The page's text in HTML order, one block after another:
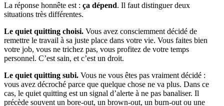
La réponse honnête est : ça dépend. Il faut distinguer deux
situations très différentes.
Le quiet quitting choisi. Vous avez consciemment décidé de
remettre le travail à sa juste place dans votre vie. Vous faites bien
votre job, vous ne trichez pas, vous profitez de votre temps
personnel. C’est sain, et c’est un droit.
Le quiet quitting subi. Vous ne vous êtes pas vraiment décidé :
vous avez décroché parce que quelque chose ne va plus. Dans ce
cas, le quiet quitting est un signal d’alerte à ne pas banaliser. Il
précède souvent un bore-out, un brown-out, un burn-out ou une